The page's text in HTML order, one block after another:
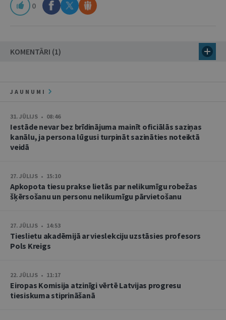
0
KOMENTĀRI (1)
JAUNUMI
31. JŪLIJS • 08:46
Iestāde nevar bez brīdinājuma mainīt oficiālās saziņas
kanālu, ja persona lūgusi turpināt sazināties noteiktā
veidā
27. JŪLIJS • 15:10
Apkopota tiesu prakse lietās par nelikumīgu robežas
šķērsošanu un personu nelikumīgu pārvietošanu
27. JŪLIJS • 14:53
Tieslietu akadēmijā ar vieslekciju uzstāsies profesors
Pols Kreigs
22. JŪLIJS • 11:17
Eiropas Komisija atzinīgi vērtē Latvijas progresu
tiesiskuma stiprināšanā